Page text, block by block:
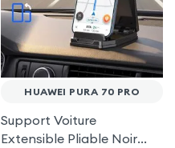
HUAWEI PURA 70 PRO
Support Voiture
Extensible Pliable Noir